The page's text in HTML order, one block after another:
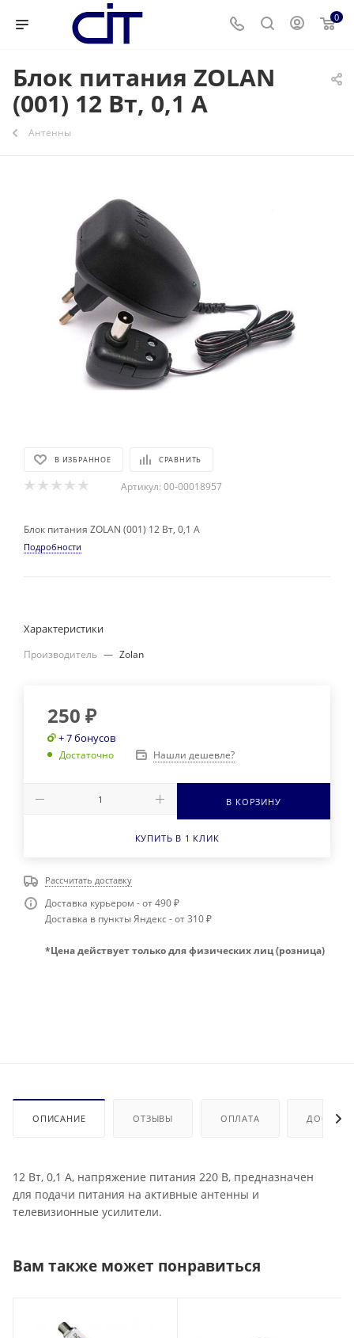
0
Блок питания ZOLAN
(001) 12 Вт, 0,1 А
Антенны
В ИЗБРАННОЕ СРАВНИТЬ
Артикул: 00-00018957
Блок питания ZOLAN (001) 12 Вт, 0,1 А
Подробности
Характеристики
Производитель — Zolan
250 ₽
+ 7 бонусов
Достаточно Нашли дешевле?
В КОРЗИНУ
КУПИТЬ В 1 КЛИК
Рассчитать доставку
Доставка курьером - от 490 ₽
Доставка в пункты Яндекс - от 310 ₽
*Цена действует только для физических лиц (розница)
ОПИСАНИЕ ОТЗЫВЫ ОПЛАТА
12 Вт, 0,1 А, напряжение питания 220 В, предназначен
для подачи питания на активные антенны и
телевизионные усилители.
Вам также может понравиться